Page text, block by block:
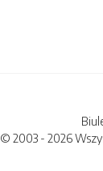
© 2003 - 2026